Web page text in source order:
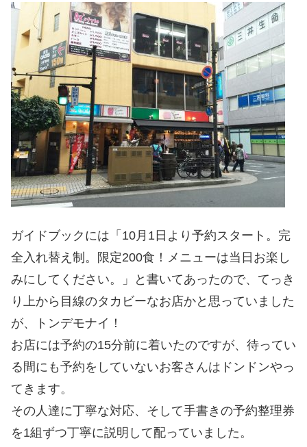
ガイドブックには「10月1日より予約スタート。完
全入れ替え制。限定200食！メニューは当日お楽し
みにしてください。」と書いてあったので、てっき
り上から目線のタカビーなお店かと思っていました
が、トンデモナイ！
お店には予約の15分前に着いたのですが、待ってい
る間にも予約をしていないお客さんはドンドンやっ
てきます。
その人達に丁寧な対応、そして手書きの予約整理券
を1組ずつ丁寧に説明して配っていました。